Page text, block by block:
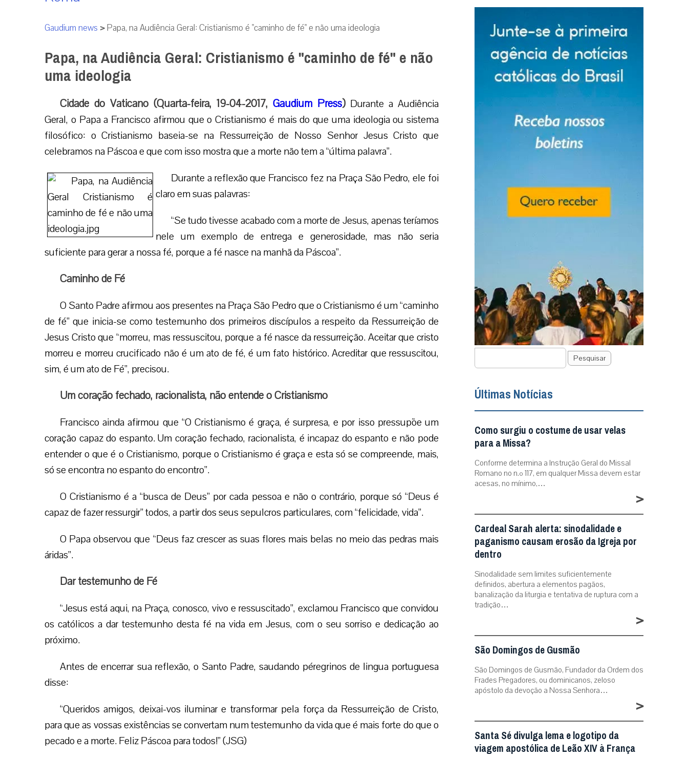
Gaudium news >Papa, na Audiência Geral: Cristianismo é "caminho de fé" e não uma ideologia
Papa, na Audiência Geral: Cristianismo é "caminho de fé" e não
uma ideologia
Cidade do Vaticano (Quarta-feira, 19-04-2017, Gaudium Press) Durante a Audiência
Geral, o Papa a Francisco afirmou que o Cristianismo é mais do que uma ideologia ou sistema
filosófico: o Cristianismo baseia-se na Ressurreição de Nosso Senhor Jesus Cristo que
celebramos na Páscoa e que com isso mostra que a morte não tem a “última palavra”.
Durante a reflexão que Francisco fez na Praça São Pedro, ele foi
claro em suas palavras:
“Se tudo tivesse acabado com a morte de Jesus, apenas teríamos
nele um exemplo de entrega e generosidade, mas não seria
suficiente para gerar a nossa fé, porque a fé nasce na manhã da Páscoa”.
Caminho de Fé
O Santo Padre afirmou aos presentes na Praça São Pedro que o Cristianismo é um “caminho
de fé” que inicia-se como testemunho dos primeiros discípulos a respeito da Ressurreição de
Jesus Cristo que “morreu, mas ressuscitou, porque a fé nasce da ressurreição. Aceitar que cristo
morreu e morreu crucificado não é um ato de fé, é um fato histórico. Acreditar que ressuscitou,
sim, é um ato de Fé”, precisou.
Um coração fechado, racionalista, não entende o Cristianismo
Francisco ainda afirmou que “O Cristianismo é graça, é surpresa, e por isso pressupõe um
coração capaz do espanto. Um coração fechado, racionalista, é incapaz do espanto e não pode
entender o que é o Cristianismo, porque o Cristianismo é graça e esta só se compreende, mais,
só se encontra no espanto do encontro”.
O Cristianismo é a “busca de Deus” por cada pessoa e não o contrário, porque só “Deus é
capaz de fazer ressurgir” todos, a partir dos seus sepulcros particulares, com “felicidade, vida”.
O Papa observou que “Deus faz crescer as suas flores mais belas no meio das pedras mais
áridas”.
Dar testemunho de Fé
“Jesus está aqui, na Praça, conosco, vivo e ressuscitado”, exclamou Francisco que convidou
os católicos a dar testemunho desta fé na vida em Jesus, com o seu sorriso e dedicação ao
próximo.
Antes de encerrar sua reflexão, o Santo Padre, saudando péregrinos de lingua portuguesa
disse:
“Queridos amigos, deixai-vos iluminar e transformar pela força da Ressurreição de Cristo,
para que as vossas existências se convertam num testemunho da vida que é mais forte do que o
pecado e a morte. Feliz Páscoa para todos!” (JSG)
Pesquisar
Últimas Notícias
Como surgiu o costume de usar velas
para a Missa?
Conforme determina a Instrução Geral do Missal
Romano no n.º 117, em qualquer Missa devem estar
acesas, no mínimo,…
>
Cardeal Sarah alerta: sinodalidade e
paganismo causam erosão da Igreja por
dentro
Sinodalidade sem limites suficientemente
definidos, abertura a elementos pagãos,
banalização da liturgia e tentativa de ruptura com a
tradição…
>
São Domingos de Gusmão
São Domingos de Gusmão, Fundador da Ordem dos
Frades Pregadores, ou dominicanos, zeloso
apóstolo da devoção a Nossa Senhora…
>
Santa Sé divulga lema e logotipo da
viagem apostólica de Leão XIV à França